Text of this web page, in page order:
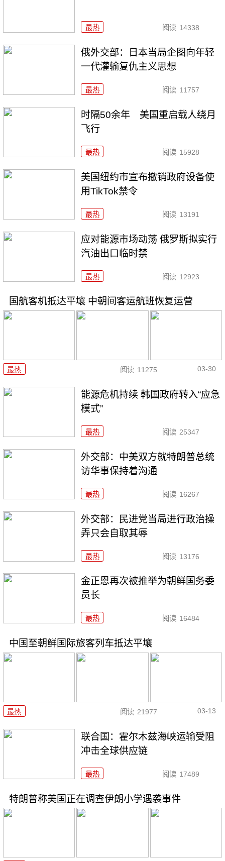
最热 阅读 14338
俄外交部：日本当局企图向年轻
一代灌输复仇主义思想
最热 阅读 11757
时隔50余年 美国重启载人绕月
飞行
最热 阅读 15928
美国纽约市宣布撤销政府设备使
用TikTok禁令
最热 阅读 13191
应对能源市场动荡 俄罗斯拟实行
汽油出口临时禁
最热 阅读 12923
国航客机抵达平壤 中朝间客运航班恢复运营
最热 阅读 11275 03-30
能源危机持续 韩国政府转入“应急
模式”
最热 阅读 25347
外交部：中美双方就特朗普总统
访华事保持着沟通
最热 阅读 16267
外交部：民进党当局进行政治操
弄只会自取其辱
最热 阅读 13176
金正恩再次被推举为朝鲜国务委
员长
最热 阅读 16484
中国至朝鲜国际旅客列车抵达平壤
最热 阅读 21977 03-13
联合国：霍尔木兹海峡运输受阻
冲击全球供应链
最热 阅读 17489
特朗普称美国正在调查伊朗小学遇袭事件